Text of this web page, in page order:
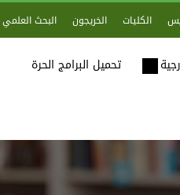
الكليات الخريجون البحث العلمي
تحميل البرامج الحرة